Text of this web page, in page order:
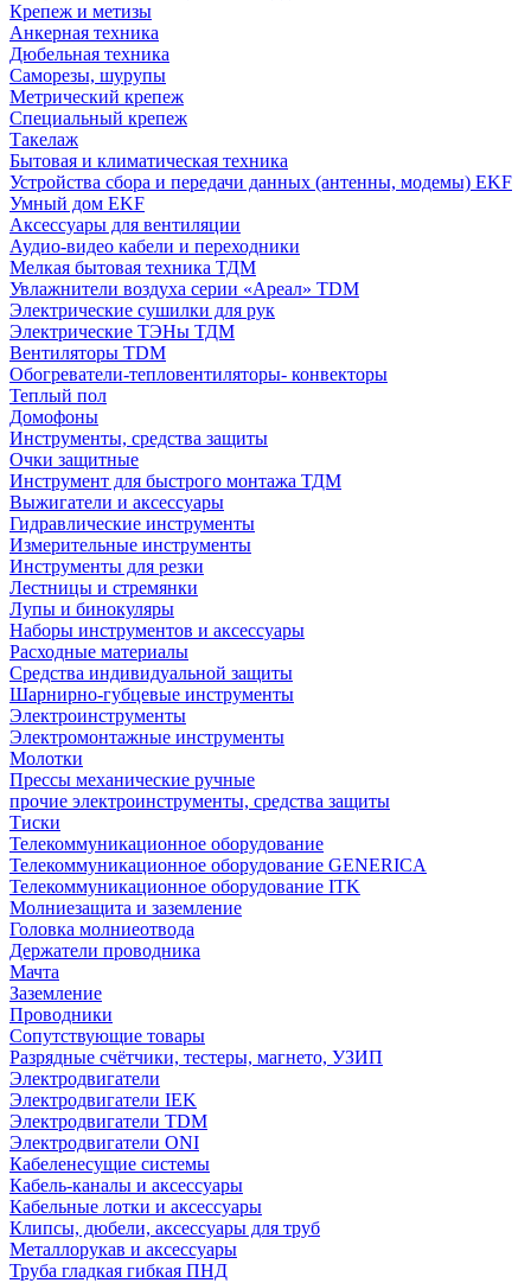
Крепеж и метизы
Анкерная техника
Дюбельная техника
Саморезы, шурупы
Метрический крепеж
Специальный крепеж
Такелаж
Бытовая и климатическая техника
Устройства сбора и передачи данных (антенны, модемы) EKF
Умный дом EKF
Аксессуары для вентиляции
Аудио-видео кабели и переходники
Мелкая бытовая техника ТДМ
Увлажнители воздуха серии «Ареал» TDM
Электрические сушилки для рук
Электрические ТЭНы ТДМ
Вентиляторы TDM
Обогреватели-тепловентиляторы- конвекторы
Теплый пол
Домофоны
Инструменты, средства защиты
Очки защитные
Инструмент для быстрого монтажа ТДМ
Выжигатели и аксессуары
Гидравлические инструменты
Измерительные инструменты
Инструменты для резки
Лестницы и стремянки
Лупы и бинокуляры
Наборы инструментов и аксессуары
Расходные материалы
Средства индивидуальной защиты
Шарнирно-губцевые инструменты
Электроинструменты
Электромонтажные инструменты
Молотки
Прессы механические ручные
прочие электроинструменты, средства защиты
Тиски
Телекоммуникационное оборудование
Телекоммуникационное оборудование GENERICA
Телекоммуникационное оборудование ITK
Молниезащита и заземление
Головка молниеотвода
Держатели проводника
Мачта
Заземление
Проводники
Сопутствующие товары
Разрядные счётчики, тестеры, магнето, УЗИП
Электродвигатели
Электродвигатели IEK
Электродвигатели TDM
Электродвигатели ONI
Кабеленесущие системы
Кабель-каналы и аксессуары
Кабельные лотки и аксессуары
Клипсы, дюбели, аксессуары для труб
Металлорукав и аксессуары
Труба гладкая гибкая ПНД